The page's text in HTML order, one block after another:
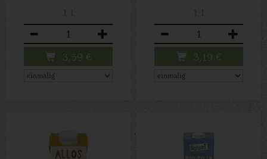
3,59 € 3,19 €